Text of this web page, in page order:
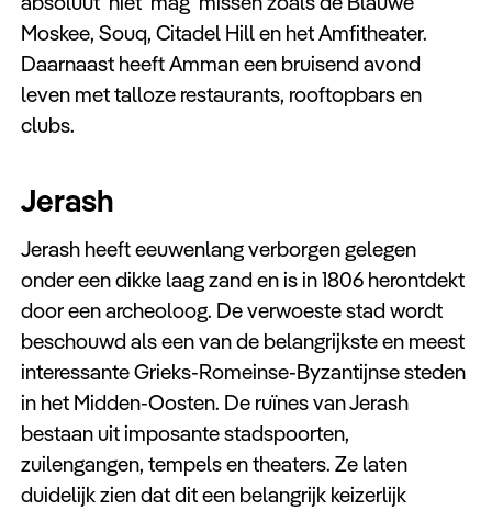
Moskee, Souq, Citadel Hill en het Amfitheater.
Daarnaast heeft Amman een bruisend avond
leven met talloze restaurants, rooftopbars en
clubs.
Jerash
Jerash heeft eeuwenlang verborgen gelegen
onder een dikke laag zand en is in 1806 herontdekt
door een archeoloog. De verwoeste stad wordt
beschouwd als een van de belangrijkste en meest
interessante Grieks-Romeinse-Byzantijnse steden
in het Midden-Oosten. De ruïnes van Jerash
bestaan uit imposante stadspoorten,
zuilengangen, tempels en theaters. Ze laten
duidelijk zien dat dit een belangrijk keizerlijk